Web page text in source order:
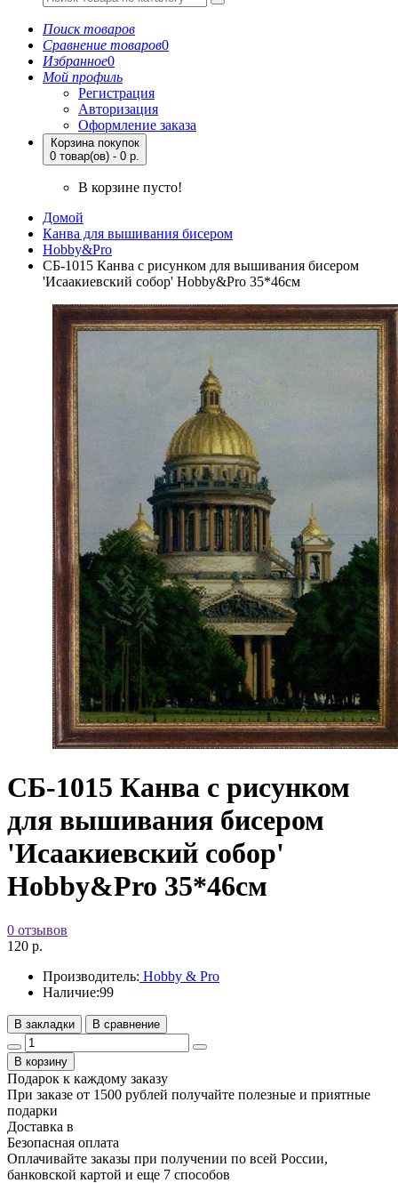
Поиск товаров
Сравнение товаров0
Избранное0
Мой профиль
Регистрация
Авторизация
Оформление заказа
Корзина покупок
0 товар(ов) - 0 р.
В корзине пусто!
Домой
Канва для вышивания бисером
Hobby&Pro
СБ-1015 Канва с рисунком для вышивания бисером
'Исаакиевский собор' Hobby&Pro 35*46см
СБ-1015 Канва с рисунком
для вышивания бисером
'Исаакиевский собор'
Hobby&Pro 35*46см
0 отзывов
120 р.
Производитель: Hobby & Pro
Наличие:99
В закладки В сравнение
В корзину
Подарок к каждому заказу
При заказе от 1500 рублей получайте полезные и приятные
подарки
Доставка в
Безопасная оплата
Оплачивайте заказы при получении по всей России,
банковской картой и еще 7 cпособов